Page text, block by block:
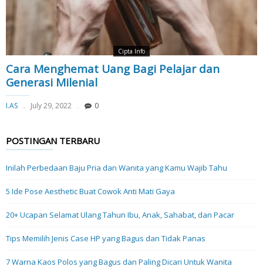
Cipta Info
Cara Menghemat Uang Bagi Pelajar dan
Generasi Milenial
I.AS July 29, 2022 0
POSTINGAN TERBARU
Inilah Perbedaan Baju Pria dan Wanita yang Kamu Wajib Tahu
5 Ide Pose Aesthetic Buat Cowok Anti Mati Gaya
20+ Ucapan Selamat Ulang Tahun Ibu, Anak, Sahabat, dan Pacar
Tips Memilih Jenis Case HP yang Bagus dan Tidak Panas
7 Warna Kaos Polos yang Bagus dan Paling Dicari Untuk Wanita